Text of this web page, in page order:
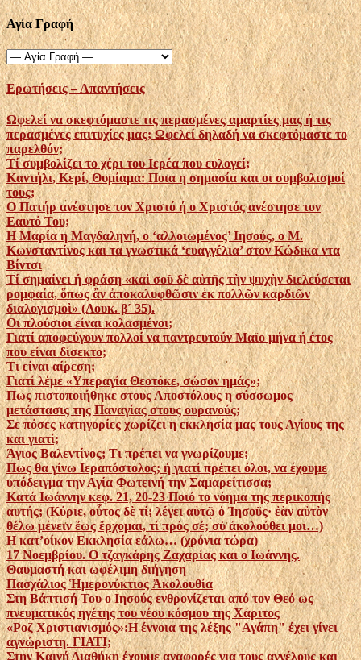
Αγία Γραφή
Ερωτήσεις – Απαντήσεις
Ωφελεί να σκεφτόμαστε τις περασμένες αμαρτίες μας ή τις
περασμένες επιτυχίες μας; Ωφελεί δηλαδή να σκεφτόμαστε το
παρελθόν;
Τί συμβολίζει το χέρι του Ιερέα που ευλογεί;
Καντήλι, Κερί, Θυμίαμα: Ποια η σημασία και οι συμβολισμοί
τους;
Ο Πατήρ ανέστησε τον Χριστό ή ο Χριστός ανέστησε τον
Εαυτό Του;
Η Μαρία η Μαγδαληνή, ο ‘αλλοιωμένος’ Ιησούς, ο Μ.
Κωνσταντίνος και τα γνωστικά ‘ευαγγέλια’ στον Κώδικα ντα
Βίντσι
Τί σημαίνει ή φράση «καὶ σοῦ δὲ αὐτῆς τὴν ψυχὴν διελεύσεται
ρομφαία, ὅπως ἂν ἀποκαλυφθῶσιν ἐκ πολλῶν καρδιῶν
διαλογισμοὶ» (Λουκ. β´ 35).
Οι πλούσιοι είναι κολασμένοι;
Γιατί αποφεύγουν πολλοί να παντρευτούν Μαϊο μήνα ή έτος
που είναι δίσεκτο;
Τι είναι αίρεση;
Γιατί λέμε «Υπεραγία Θεοτόκε, σώσον ημάς»;
Πως πιστοποιήθηκε στους Αποστόλους η σύσσωμος
μετάστασις της Παναγίας στους ουρανούς;
Σε πόσες κατηγορίες χωρίζει η εκκλησία μας τους Αγίους της
και γιατί;
Άγιος Βαλεντίνος; Τι πρέπει να γνωρίζουμε;
Πως θα γίνω Ιεραπόστολος; ή γιατί πρέπει όλοι, να έχουμε
υπόδειγμα την Αγία Φωτεινή την Σαμαρείτισσα;
Κατά Ιωάννην κεφ. 21, 20-23 Ποιό το νόημα της περικοπής
αυτής; (Κύριε, οὗτος δὲ τί; λέγει αὐτῷ ὁ Ἰησοῦς· ἐὰν αὐτὸν
θέλω μένειν ἕως ἔρχομαι, τί πρὸς σέ; σὺ ἀκολούθει μοι…)
Η κατ’οίκον Εκκλησία εάλω… (χρόνια τώρα)
17 Νοεμβρίου. Ο τζαγκάρης Ζαχαρίας και ο Ιωάννης.
Θαυμαστή και ωφέλιμη διήγηση
Πασχάλιος Ἡμερονύκτιος Ἀκολουθία
Στη Βάπτισή Του ο Ιησούς ενθρονίζεται από τον Θεό ως
πνευματικός ηγέτης του νέου κόσμου της Χάριτος
«Ροζ Χριστιανισμός»:Η έννοια της λέξης "Αγάπη" έχει γίνει
αγνώριστη. ΓΙΑΤΙ;
Στην Καινή Διαθήκη έχουμε αναφορές για τους αγγέλους και